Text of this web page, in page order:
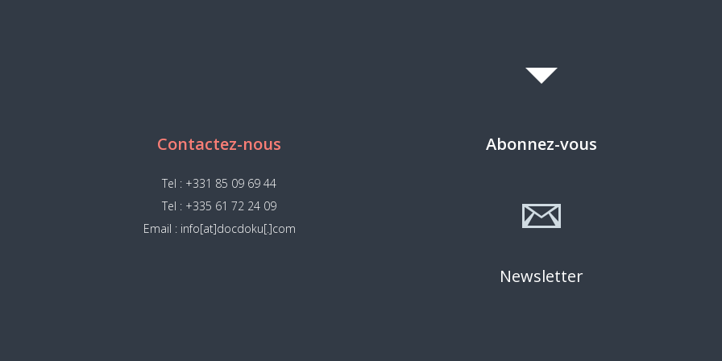
Contactez-nous
Tel : +331 85 09 69 44
Tel : +335 61 72 24 09
Email : info[at]docdoku[.]com
Abonnez-vous
Newsletter